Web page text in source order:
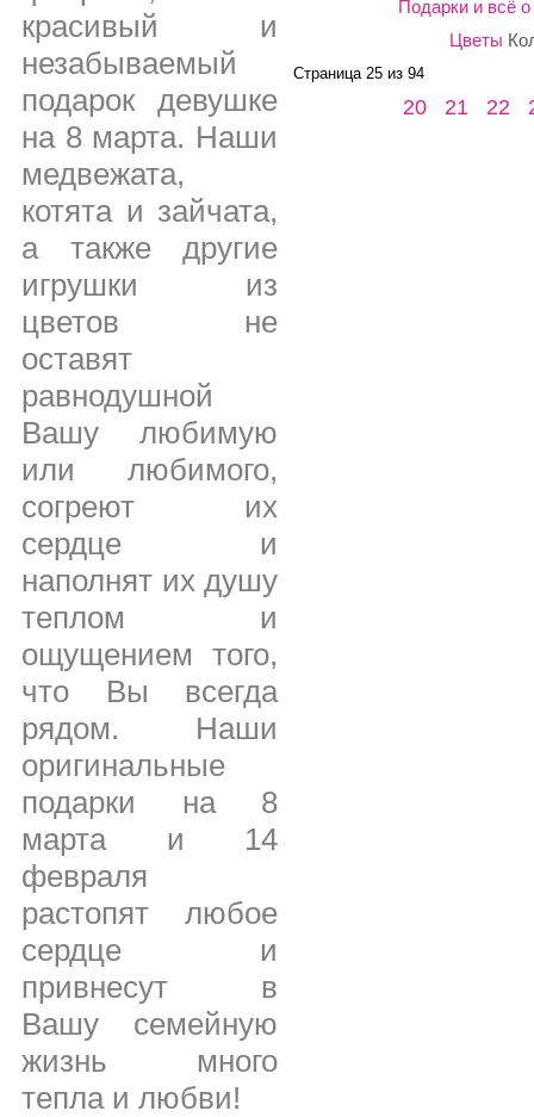
красивый и
незабываемый
подарок девушке
на 8 марта. Наши
медвежата,
котята и зайчата,
а также другие
игрушки из
цветов не
оставят
равнодушной
Вашу любимую
или любимого,
согреют их
сердце и
наполнят их душу
теплом и
ощущением того,
что Вы всегда
рядом. Наши
оригинальные
подарки на 8
марта и 14
февраля
растопят любое
сердце и
привнесут в
Вашу семейную
жизнь много
тепла и любви!
Подарки и всё о
Цветы
Страница 25 из 94
20 21 22